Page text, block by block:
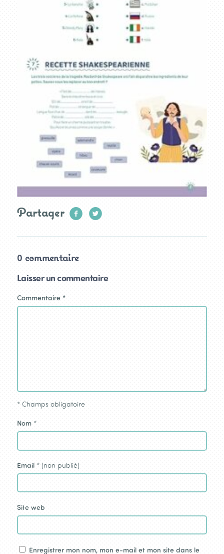
Partager
0 commentaire
Laisser un commentaire
Commentaire *
* Champs obligatoire
Nom *
Email * (non publié)
Site web
Enregistrer mon nom, mon e-mail et mon site dans le